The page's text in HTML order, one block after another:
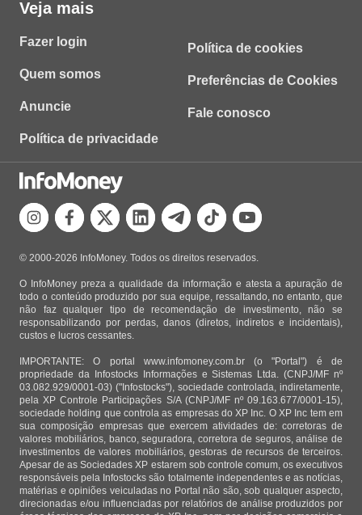
Veja mais
Fazer login
Quem somos
Anuncie
Política de privacidade
Política de cookies
Preferências de Cookies
Fale conosco
© 2000-2026 InfoMoney. Todos os direitos reservados.
O InfoMoney preza a qualidade da informação e atesta a apuração de
todo o conteúdo produzido por sua equipe, ressaltando, no entanto, que
não faz qualquer tipo de recomendação de investimento, não se
responsabilizando por perdas, danos (diretos, indiretos e incidentais),
custos e lucros cessantes.
IMPORTANTE: O portal www.infomoney.com.br (o "Portal") é de
propriedade da Infostocks Informações e Sistemas Ltda. (CNPJ/MF nº
03.082.929/0001-03) ("Infostocks"), sociedade controlada, indiretamente,
pela XP Controle Participações S/A (CNPJ/MF nº 09.163.677/0001-15),
sociedade holding que controla as empresas do XP Inc. O XP Inc tem em
sua composição empresas que exercem atividades de: corretoras de
valores mobiliários, banco, seguradora, corretora de seguros, análise de
investimentos de valores mobiliários, gestoras de recursos de terceiros.
Apesar de as Sociedades XP estarem sob controle comum, os executivos
responsáveis pela Infostocks são totalmente independentes e as notícias,
matérias e opiniões veiculadas no Portal não são, sob qualquer aspecto,
direcionadas e/ou influenciadas por relatórios de análise produzidos por